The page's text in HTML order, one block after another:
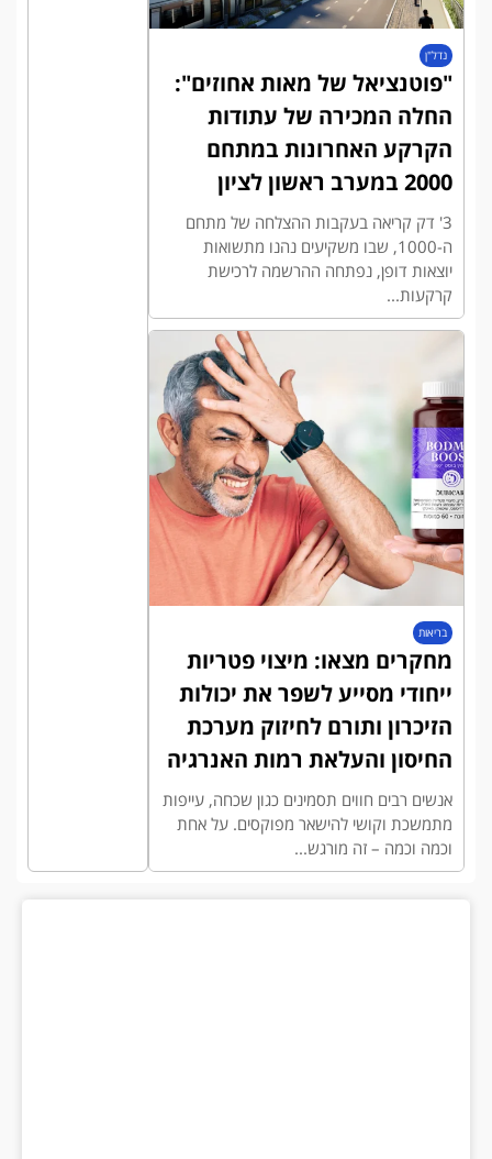
נדל"ן
"פוטנציאל של מאות אחוזים":
החלה המכירה של עתודות
הקרקע האחרונות במתחם
2000 במערב ראשון לציון
3' דק קריאה בעקבות ההצלחה של מתחם
ה-1000, שבו משקיעים נהנו מתשואות
יוצאות דופן, נפתחה ההרשמה לרכישת
קרקעות...
בריאות
מחקרים מצאו: מיצוי פטריות
ייחודי מסייע לשפר את יכולות
הזיכרון ותורם לחיזוק מערכת
החיסון והעלאת רמות האנרגיה
אנשים רבים חווים תסמינים כגון שכחה, עייפות
מתמשכת וקושי להישאר מפוקסים. על אחת
וכמה וכמה – זה מורגש...